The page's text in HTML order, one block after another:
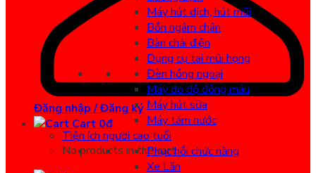
Đăng nhập / Đăng ký
Cart 0đ
No products in the cart.
Máy hút dịch, hút mũi
Bồn ngâm chân
Bàn chải điện
Dụng cụ tai mũi họng
Đèn hồng ngoại
Máy đo độ đông máu
Máy hút sữa
Máy tăm nước
Tiện ích người cao tuổi
Phục hồi chức năng
Xe Lăn